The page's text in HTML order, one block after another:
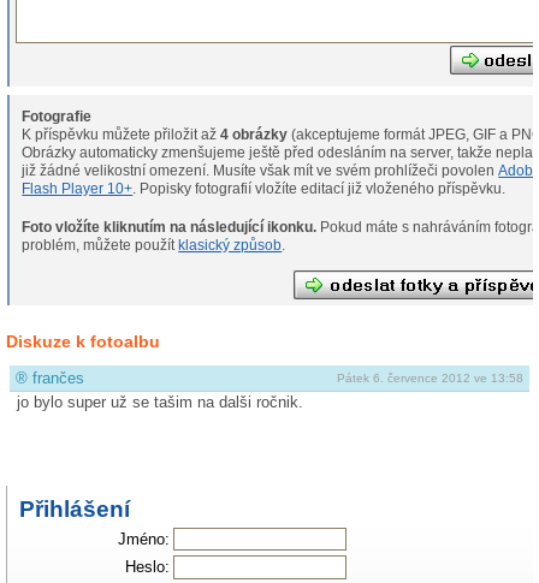
Fotografie
K příspěvku můžete přiložit až4 obrázky (akceptujeme formát JPEG, GIF a
Obrázky automaticky zmenšujeme ještě před odesláním na server, takže
již žádné velikostní omezení. Musíte však mít ve svém prohlížeči povolen
Flash Player 10+ . Popisky fotografií vložíte editací již vloženého příspěvku.
Foto vložíte kliknutím na následující ikonku.
problém, můžete použítklasický způsob.
Diskuze k fotoalbu
Pátek 6. července 2012 ve 13:58
® frančes
jo bylo super už se tašim na dalši ročnik.
Přihlášení
Jméno:
Heslo: